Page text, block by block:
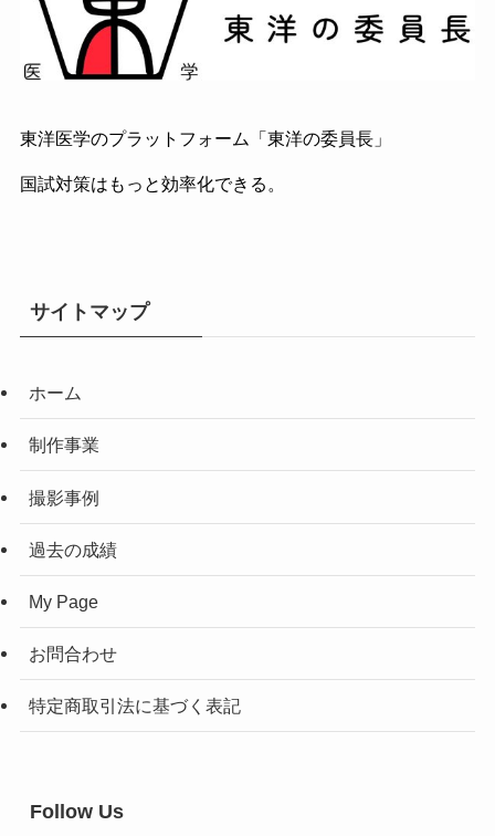
東洋医学のプラットフォーム「東洋の委員長」
国試対策はもっと効率化できる。
サイトマップ
ホーム
制作事業
撮影事例
過去の成績
My Page
お問合わせ
特定商取引法に基づく表記
Follow Us